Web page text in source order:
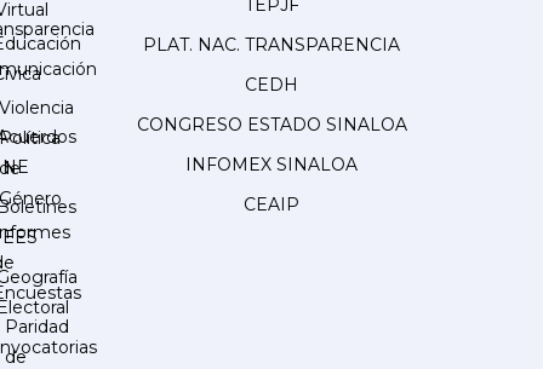
Violencia
Política
de
Género
Paridad
de
TEPJF
PLAT. NAC. TRANSPARENCIA
CEDH
CONGRESO ESTADO SINALOA
INFOMEX SINALOA
CEAIP